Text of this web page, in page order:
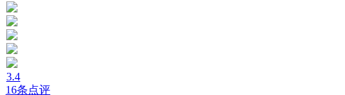
3.4
16条点评